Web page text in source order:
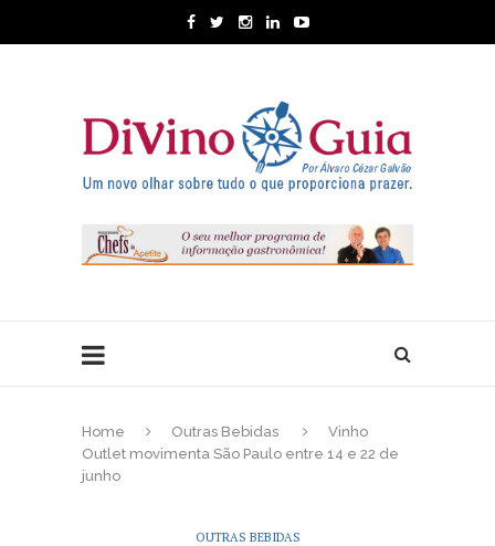
Home Outras Bebidas
Vinho
Outlet movimenta São Paulo entre 14 e 22 de
junho
OUTRAS BEBIDAS